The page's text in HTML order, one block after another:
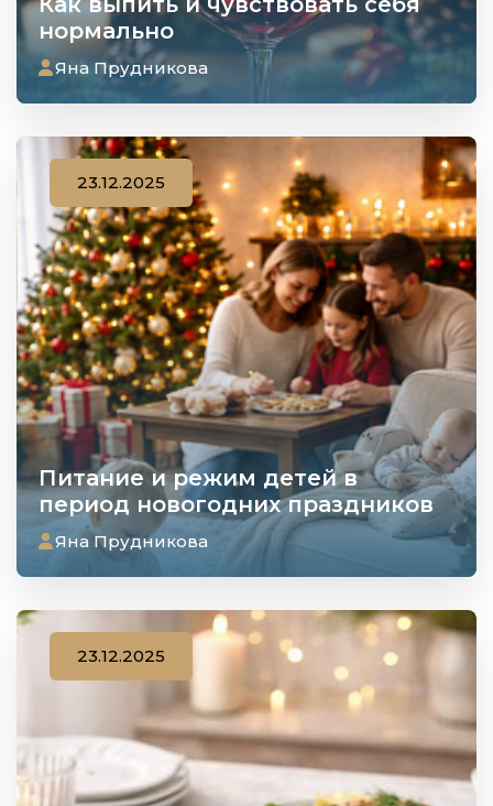
нормально
Яна Прудникова
Питание и режим детей в
период новогодних праздников
23.12.2025
Яна Прудникова
23.12.2025